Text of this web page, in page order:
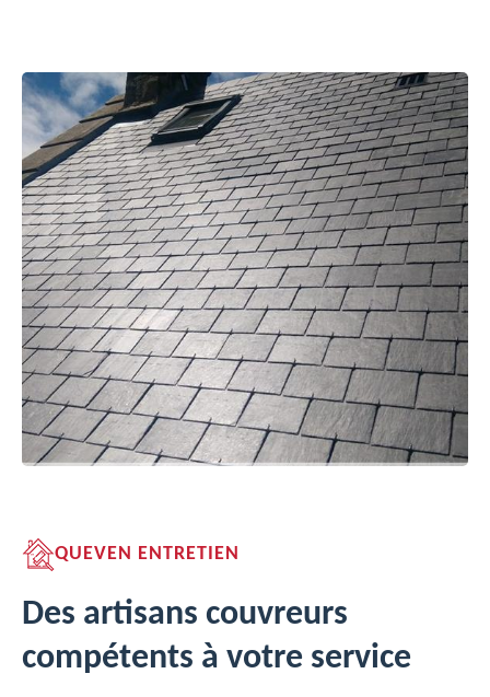
QUEVEN ENTRETIEN
Des artisans couvreurs
compétents à votre service